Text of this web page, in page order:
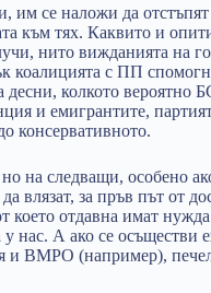
се наложи да отстъпят
към тях. Каквито и
нито вижданията на
коалицията с ПП
десни, колкото вероятно
и емигрантите,
консервативното.
на следващи, особено
влязат, за пръв път от
отдавна имат нужда
нас. А ако се осъществи
и ВМРО (например),